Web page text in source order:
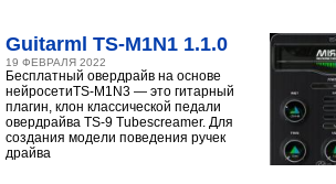
Guitarml TS-M1N1 1.1.0
19 ФЕВРАЛЯ 2022
Бесплатный овердрайв на основе
нейросетиTS-M1N3 — это гитарный
плагин, клон классической педали
овердрайва TS-9 Tubescreamer. Для
создания модели поведения ручек
драйва